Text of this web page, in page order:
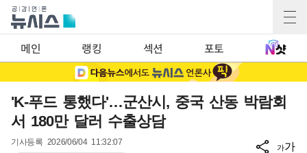
메인 랭킹 섹션 포토
'K-푸드 통했다'…군산시, 중국 산동 박람회
서 180만 달러 수출상담
기사등록 2026/06/04 11:32:07
가가